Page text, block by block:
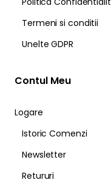
Termeni si conditii
Unelte GDPR
Contul Meu
Logare
Istoric Comenzi
Newsletter
Retururi